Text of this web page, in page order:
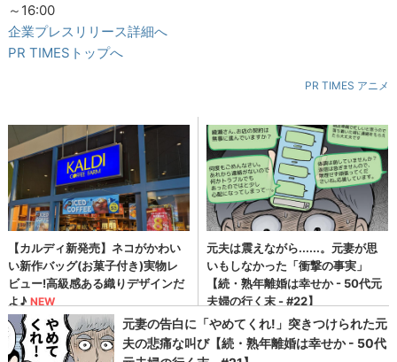
～16:00
企業プレスリリース詳細へ
PR TIMESトップへ
PR TIMES アニメ